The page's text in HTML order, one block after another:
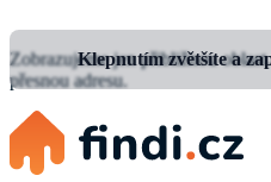
Klepnutím zvětšíte a
Zobrazujeme jen přibližnou
přesnou adresu.